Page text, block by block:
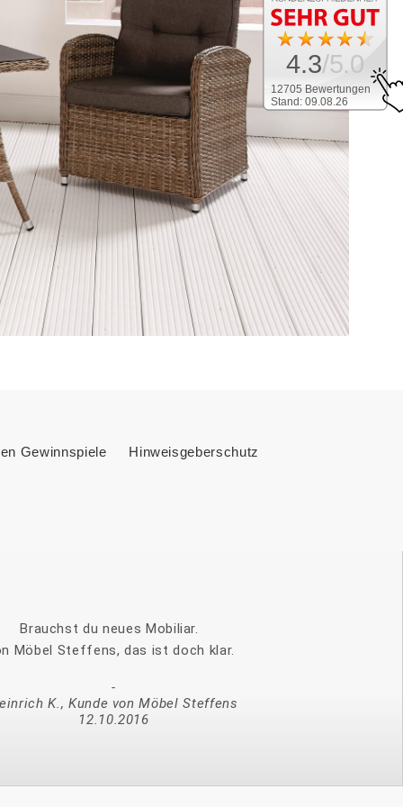
Gewinnspiele Hinweisgeberschutz
Brauchst du neues Mobiliar.
Möbel Steffens, das ist doch klar.
K., Kunde von Möbel Steffens
12.10.2016
12705 Bewertungen
Stand: 09.08.26
4.3/5.0